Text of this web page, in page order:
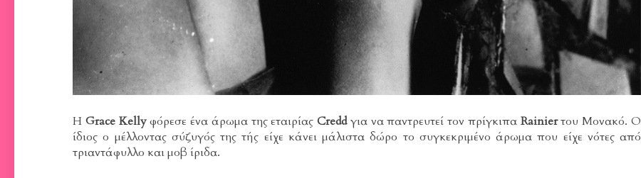
Η Grace Kellyφόρεσε ένα άρωμα της εταιρίαςCreddγια να παντρευτεί τον πρίγκιπα Rainierτου Μονακό. Ο
ίδιος ο μέλλοντας σύζυγός της τής είχε κάνει μάλιστα δώρο το συγκεκριμένο άρωμα που είχε νότες από
τριαντάφυλλο και μοβ ίριδα.